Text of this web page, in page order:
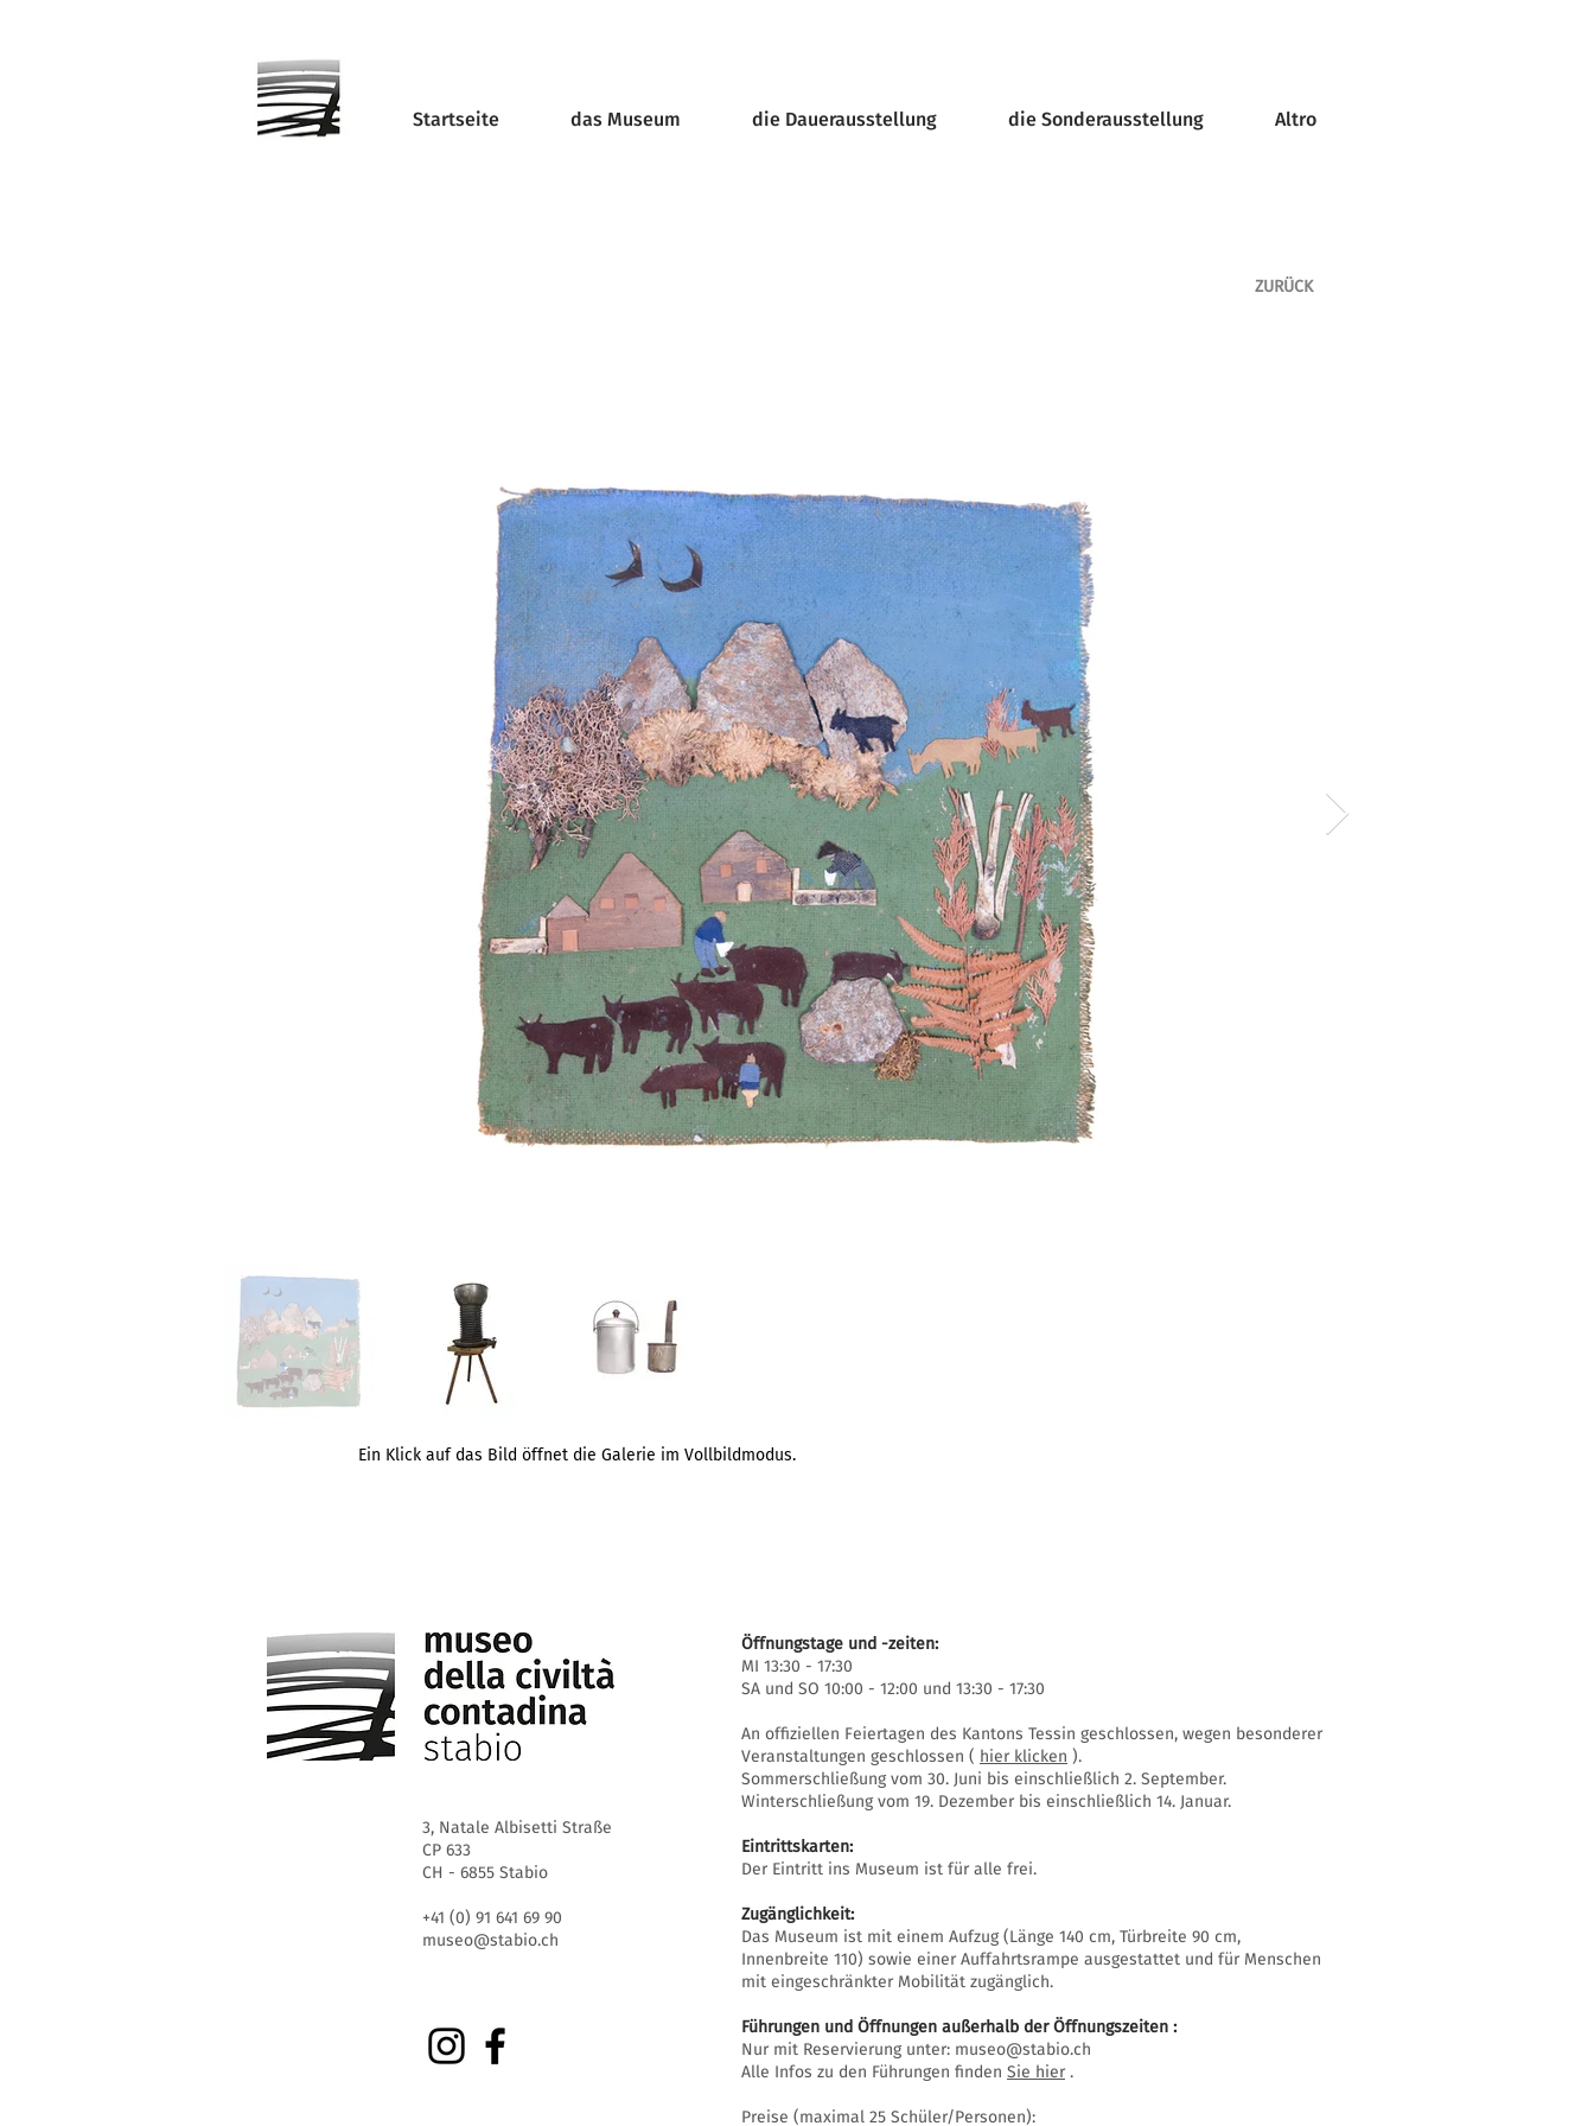
Startseite das Museum die Dauerausstellung die Sonderausstellung Altro
ZURÜCK
Ein Klick auf das Bild öffnet die Galerie im Vollbildmodus.
3, Natale Albisetti Straße
CP 633
CH - 6855 Stabio
+41 (0) 91 641 69 90
museo@stabio.ch
Öffnungstage und -zeiten:
MI 13:30 - 17:30
SA und SO 10:00 - 12:00 und 13:30 - 17:30
An offiziellen Feiertagen des Kantons Tessin geschlossen, wegen besonderer
Veranstaltungen geschlossen ( hier klicken ).
Sommerschließung vom 30. Juni bis einschließlich 2. September.
Winterschließung vom 19. Dezember bis einschließlich 14. Januar.
Eintrittskarten:
Der Eintritt ins Museum ist für alle frei.
Zugänglichkeit:
Das Museum ist mit einem Aufzug (Länge 140 cm, Türbreite 90 cm,
Innenbreite 110) sowie einer Auffahrtsrampe ausgestattet und für Menschen
mit eingeschränkter Mobilität zugänglich.
Führungen und Öffnungen außerhalb der Öffnungszeiten :
Nur mit Reservierung unter: museo@stabio.ch
Alle Infos zu den Führungen finden Sie hier .
Preise (maximal 25 Schüler/Personen):